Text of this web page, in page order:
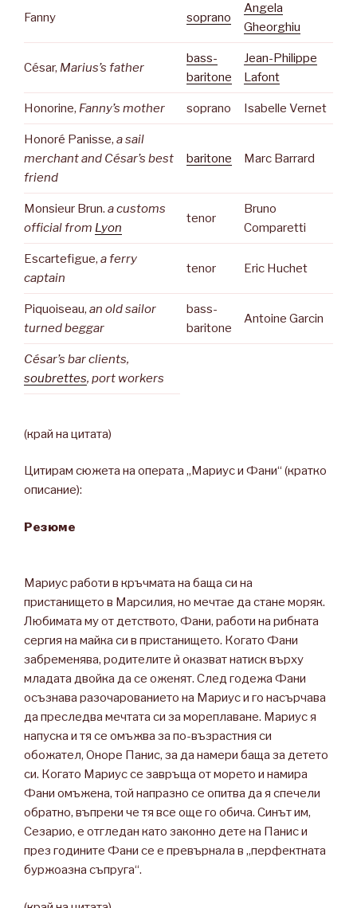
Fanny soprano
Angela
Gheorghiu
César, Marius’s father
bass-
baritone
Jean-Philippe
Lafont
Honorine, Fanny’s mother soprano Isabelle Vernet
Honoré Panisse, a sail
merchant and César’s best
friend
baritone Marc Barrard
Monsieur Brun. a customs
official from Lyon
tenor
Bruno
Comparetti
Escartefigue, a ferry
captain
tenor Eric Huchet
Piquoiseau, an old sailor
turned beggar
bass-
baritone
Antoine Garcin
César’s bar clients,
soubrettes, port workers
(край на цитата)
Цитирам сюжета на операта „Мариус и Фани“ (кратко
описание):
Резюме
Мариус работи в кръчмата на баща си на
пристанището в Марсилия, но мечтае да стане моряк.
Любимата му от детството, Фани, работи на рибната
сергия на майка си в пристанището. Когато Фани
забременява, родителите ѝ оказват натиск върху
младата двойка да се оженят. След годежа Фани
осъзнава разочарованието на Мариус и го насърчава
да преследва мечтата си за мореплаване. Мариус я
напуска и тя се омъжва за по-възрастния си
обожател, Оноре Панис, за да намери баща за детето
си. Когато Мариус се завръща от морето и намира
Фани омъжена, той напразно се опитва да я спечели
обратно, въпреки че тя все още го обича. Синът им,
Сезарио, е отгледан като законно дете на Панис и
през годините Фани се е превърнала в „перфектната
буржоазна съпруга“.